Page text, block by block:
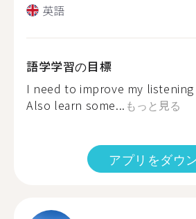
英語
語学学習の目標
I need to improve my
Also learn some... もっと見る
アプリをダウ